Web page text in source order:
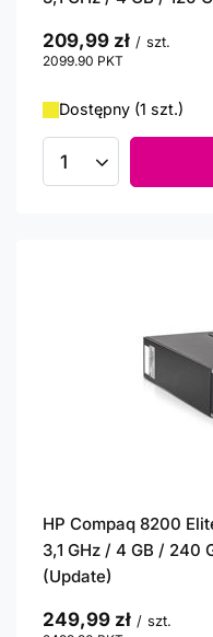
209,99 zł / szt.
2099.90 PKT
Dostępny (1 szt.)
Ilość produktów
HP Compaq 8200
3,1 GHz / 4 GB / 240
(Update)
249,99 zł / szt.